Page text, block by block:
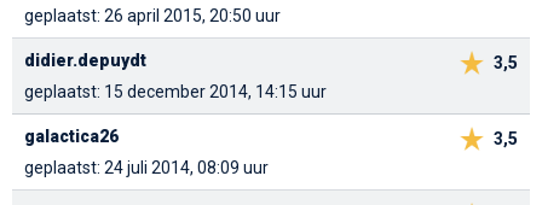
geplaatst: 26 april 2015, 20:50 uur
3,5
didier.depuydt
geplaatst: 15 december 2014, 14:15 uur
3,5
galactica26
geplaatst: 24 juli 2014, 08:09 uur